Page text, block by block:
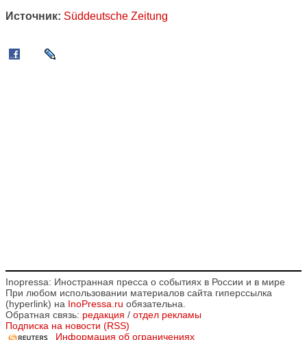
Источник: Süddeutsche Zeitung
Inopressa: Иностранная пресса о событиях в России и в мире
При любом использовании материалов сайта гиперссылка
(hyperlink) на InoPressa.ru обязательна.
Обратная связь: редакция / отдел рекламы
Подписка на новости (RSS)
Информация об ограничениях